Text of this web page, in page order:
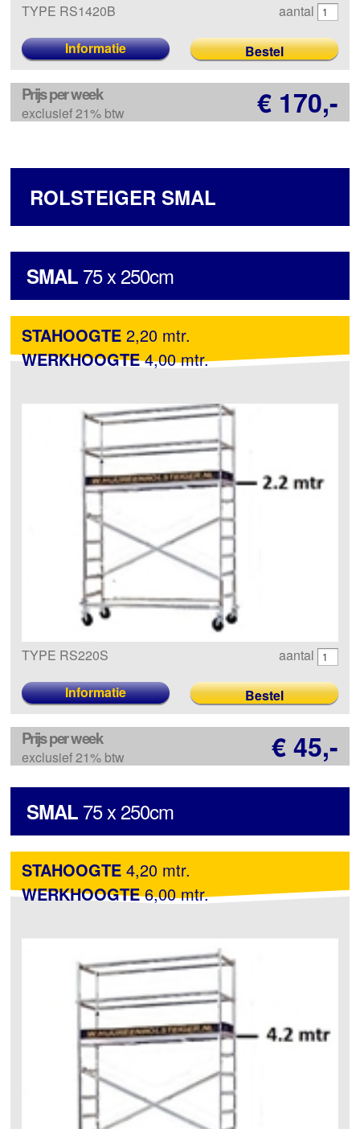
TYPE RS1420B aantal
Informatie
Prijs per week
exclusief 21% btw € 170,-
ROLSTEIGER SMAL
SMAL 75 x 250cm
STAHOOGTE2,20 mtr.
WERKHOOGTE4,00 mtr.
TYPE RS220S aantal
Informatie
Prijs per week
exclusief 21% btw € 45,-
SMAL 75 x 250cm
STAHOOGTE4,20 mtr.
WERKHOOGTE6,00 mtr.